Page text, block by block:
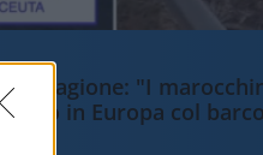
ragione: "I
in Europa col